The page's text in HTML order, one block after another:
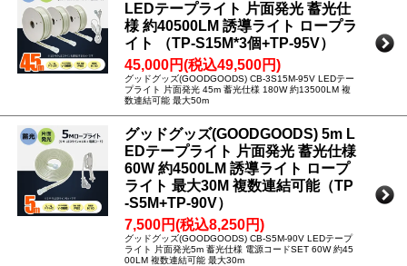
LEDテープライト 片面発光 蓄光仕
様 約40500LM 誘導ライト ロープラ
イト （TP-S15M*3個+TP-95V）
45,000円(税込49,500円)
グッドグッズ(GOODGOODS) CB-3S15M-95V LEDテー
プライト 片面発光 45m 蓄光仕様 180W 約13500LM 複
数連結可能 最大50m
グッドグッズ(GOODGOODS) 5m L
EDテープライト 片面発光 蓄光仕様
60W 約4500LM 誘導ライト ロープ
ライト 最大30M 複数連結可能（TP
-S5M+TP-90V）
7,500円(税込8,250円)
グッドグッズ(GOODGOODS) CB-S5M-90V LEDテープ
ライト 片面発光5m 蓄光仕様 電源コードSET 60W 約45
00LM 複数連結可能 最大30m